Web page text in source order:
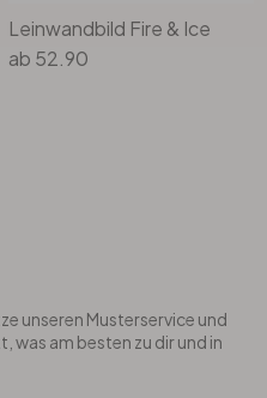
Leinwandbild Fire & Ice
ab 52.90
unseren Musterservice und
was am besten zu dir und in